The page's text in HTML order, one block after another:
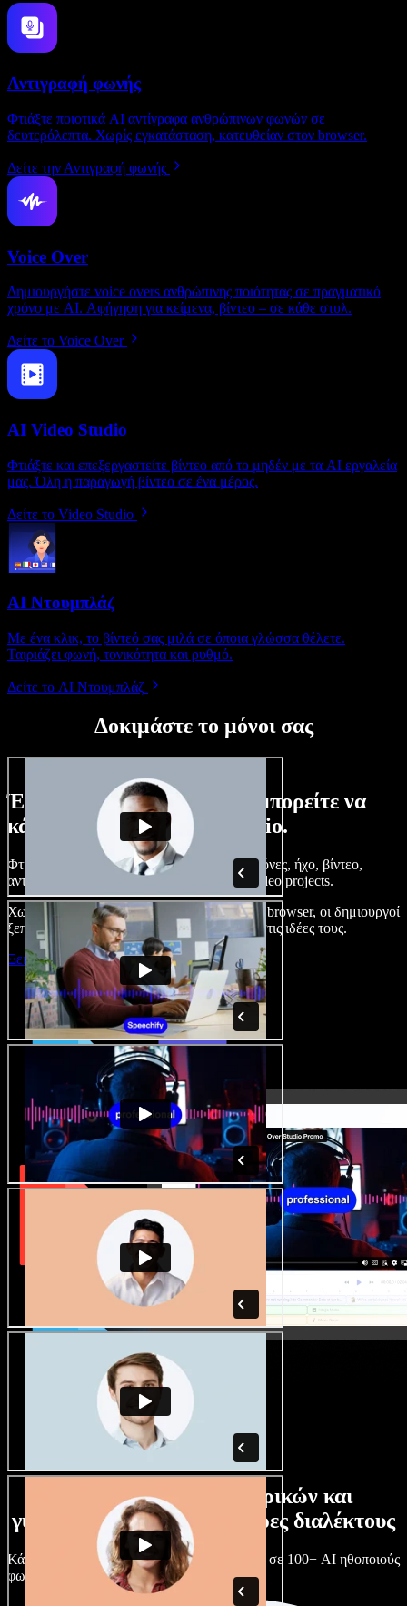
Αντιγραφή φωνής
Φτιάξτε ποιοτικά AI αντίγραφα ανθρώπινων φωνών σε
δευτερόλεπτα. Χωρίς εγκατάσταση, κατευθείαν στον browser.
Δείτε την Αντιγραφή φωνής
Voice Over
Δημιουργήστε voice overs ανθρώπινης ποιότητας σε πραγματικό
χρόνο με AI. Αφήγηση για κείμενα, βίντεο – σε κάθε στυλ.
Δείτε το Voice Over
AI Video Studio
Φτιάξτε και επεξεργαστείτε βίντεο από το μηδέν με τα AI εργαλεία
μας. Όλη η παραγωγή βίντεο σε ένα μέρος.
Δείτε το Video Studio
AI Ντουμπλάζ
Με ένα κλικ, το βίντεό σας μιλά σε όποια γλώσσα θέλετε.
Ταιριάζει φωνή, τονικότητα και ρυθμό.
Δείτε το AI Ντουμπλάζ
Δοκιμάστε το μόνοι σας
Ένα μικρό δείγμα από όσα μπορείτε να
κάνετε με το Speechify Studio.
Φτιάξτε voice overs, προσθέστε δωρεάν εικόνες, ήχο, βίντεο,
αντιγραφή φωνής – ολοκληρωμένα audio/video projects.
Χωρίς καμπύλη εκμάθησης και με όλα στον browser, οι δημιουργοί
ξεπερνούν τα κλασικά όρια και δίνουν ζωή στις ιδέες τους.
Ξεκινήστε με το Studio
Τεράστια συλλογή ανδρικών και
γυναικείων φωνών με άπειρες διαλέκτους
Κάθε έργο είναι μοναδικό. Διάλεξε ανάμεσα σε 100+ AI ηθοποιούς
φωνής & διαλέκτους και κάν’ τους όπως θες.